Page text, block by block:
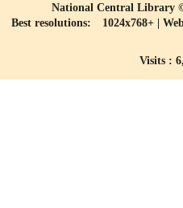
National Central Library
Best resolutions: 1024x768+ |
Visits :